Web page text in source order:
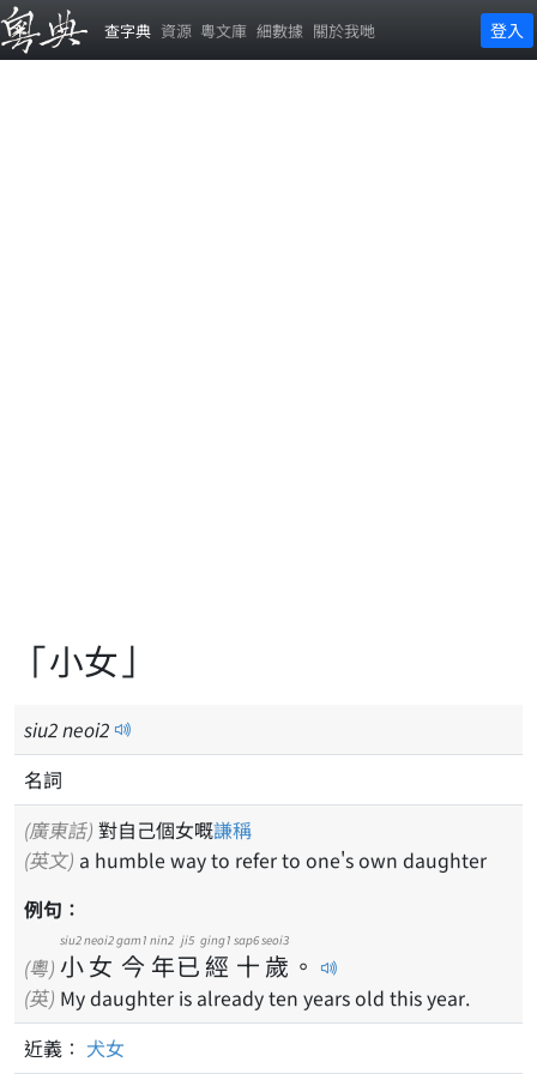
查字典 資源 粵文庫 細數據 關於我哋 登入
「小女」
siu2neoi2
名詞
(廣東話) 對自己個女嘅謙稱
(英文) a humble way to refer to one's own daughter
例句：
(粵) 小
siu2
女
neoi2
今
gam1
年
nin2
已
ji5
經
ging1
十
sap6
歲
seoi3
。
(英) My daughter is already ten years old this year.
近義： 犬女